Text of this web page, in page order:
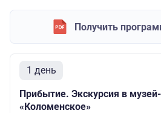
Получить
1 день
Прибытие. Экскурсия в
«Коломенское»